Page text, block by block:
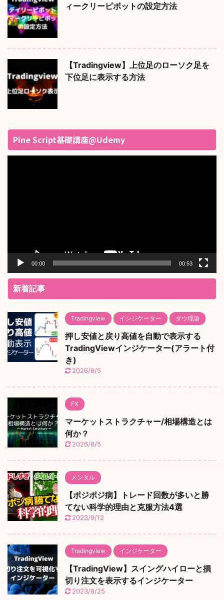
ィークリーピボットの設定方法
【Tradingview】上位足のローソク足を
下位足に表示する方法
Pine Script基礎講座@Udemy
00:00 00:53
新着記事
Tradingview インジケーター ダウ理論
押し安値と戻り高値を自動で表示する
TradingViewインジケーター(アラート付
き)
2026/8/5
FX
マーケットストラクチャー/相場構造とは
何か？
2026/8/5
メンタル
【ポジポジ病】トレード回数が多いと勝
てない科学的理由と克服方法4選
2023/9/12
Tradingview インジケーター
【TradingView】スイングハイローと損
切り注文を表示するインジケーター
2023/8/25